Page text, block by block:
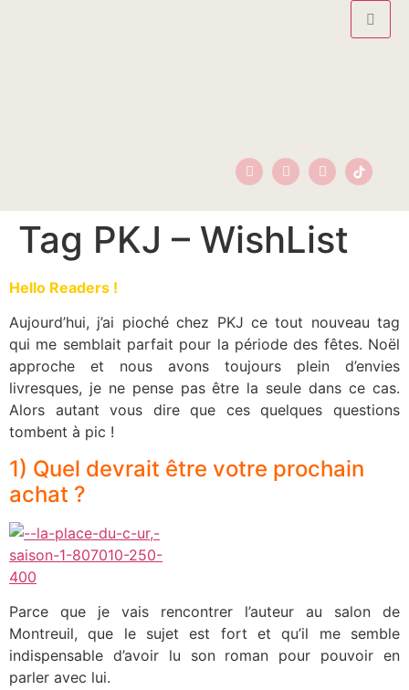
Tag PKJ – WishList
Hello Readers !
Aujourd’hui, j’ai pioché chez PKJ ce tout nouveau tag
qui me semblait parfait pour la période des fêtes. Noël
approche et nous avons toujours plein d’envies
livresques, je ne pense pas être la seule dans ce cas.
Alors autant vous dire que ces quelques questions
tombent à pic !
1) Quel devrait être votre prochain
achat ?
Parce que je vais rencontrer l’auteur au salon de
Montreuil, que le sujet est fort et qu’il me semble
indispensable d’avoir lu son roman pour pouvoir en
parler avec lui.